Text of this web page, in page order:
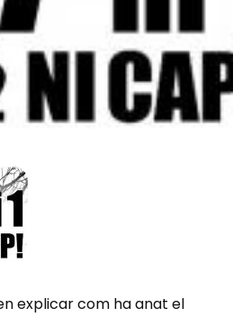
explicar com ha anat el